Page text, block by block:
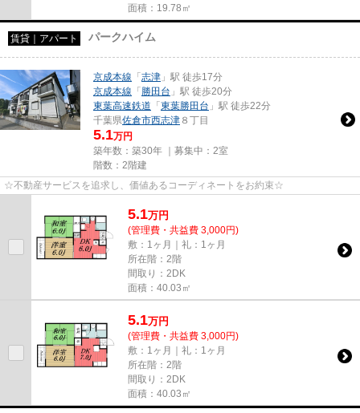
面積：19.78㎡
賃貸｜アパート パークハイム
京成本線 「 志津 」駅 徒歩17分
京成本線 「 勝田台 」駅 徒歩20分
東葉高速鉄道 「 東葉勝田台 」駅 徒歩22分
千葉県佐倉市西志津 ８丁目
5.1万円
築年数：築30年 ｜募集中： 2室
階数：2階建
☆不動産サービスを追求し、価値あるコーディネートをお約束☆
5.1万円
(管理費・共益費 3,000円)
敷：1ヶ月｜礼：1ヶ月
所在階：2階
間取り：2DK
面積：40.03㎡
5.1万円
(管理費・共益費 3,000円)
敷：1ヶ月｜礼：1ヶ月
所在階：2階
間取り：2DK
面積：40.03㎡